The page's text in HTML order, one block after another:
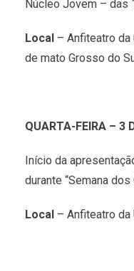
Núcleo Jovem – das
Local – Anfiteatro da
de mato Grosso do
QUARTA-FEIRA – 3
Início da
durante “Semana
Local – Anfiteatro da